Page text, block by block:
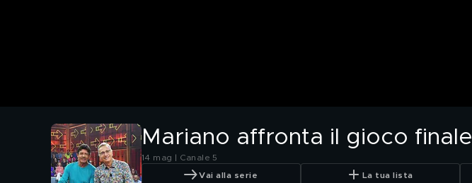
Mariano affronta il gioco finale
14 mag | Canale 5
Vai alla serie La tua lista